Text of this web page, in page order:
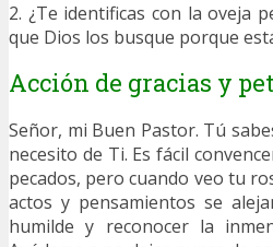
2. ¿Te identificas con la oveja
que Dios los busque porque
Acción de gracias y
Señor, mi Buen Pastor. Tú
necesito de Ti. Es fácil
pecados, pero cuando veo tu
actos y pensamientos se
humilde y reconocer la